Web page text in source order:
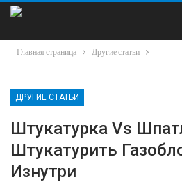
Главная страница Другие статьи
ДРУГИЕ СТАТЬИ
Штукатурка Vs
Штукатурить
Изнутри